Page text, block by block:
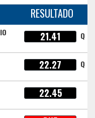
RESULTADO
21.41 Q
22.27 Q
22.45